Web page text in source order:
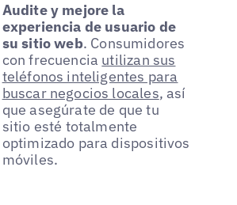
Audite y mejore la
experiencia de usuario de
su sitio web. Consumidores
con frecuencia utilizan sus
teléfonos inteligentes para
buscar negocios locales, así
que asegúrate de que tu
sitio esté totalmente
optimizado para dispositivos
móviles.